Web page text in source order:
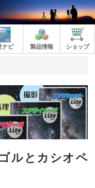
ナビ 製品情報 ショップ
ルとカシオペ